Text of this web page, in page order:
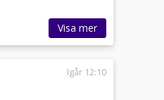
Visa mer
Igår 12:10